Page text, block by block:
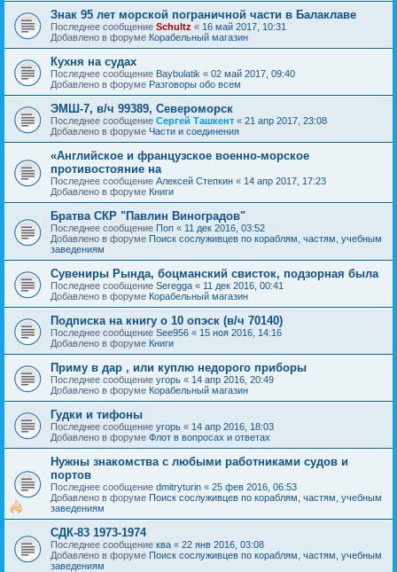
Знак 95 лет морской пограничной части в Балаклаве
Последнее сообщение Schultz « 16 май 2017, 10:31
Добавлено в форуме Корабельный магазин
Кухня на судах
Последнее сообщение Baybulatik « 02 май 2017, 09:40
Добавлено в форуме Разговоры обо всем
ЭМШ-7, в/ч 99389, Североморск
Последнее сообщение Сергей Ташкент « 21 апр 2017, 23:08
Добавлено в форуме Части и соединения
«Английское и французское военно-морское
противостояние на
Последнее сообщение Алексей Степкин « 14 апр 2017, 17:23
Добавлено в форуме Книги
Братва СКР "Павлин Виноградов"
Последнее сообщение Поп « 11 дек 2016, 03:52
Добавлено в форуме Поиск сослуживцев по кораблям, частям, учебным
заведениям
Сувениры Рында, боцманский свисток, подзорная была
Последнее сообщение Seregga « 11 дек 2016, 00:41
Добавлено в форуме Корабельный магазин
Подписка на книгу о 10 опэск (в/ч 70140)
Последнее сообщение See956 « 15 ноя 2016, 14:16
Добавлено в форуме Книги
Приму в дар , или куплю недорого приборы
Последнее сообщение угорь « 14 апр 2016, 20:49
Добавлено в форуме Корабельный магазин
Гудки и тифоны
Последнее сообщение угорь « 14 апр 2016, 18:03
Добавлено в форуме Флот в вопросах и ответах
Нужны знакомства с любыми работниками судов и
портов
Последнее сообщение dmitryturin « 25 фев 2016, 06:53
Добавлено в форуме Поиск сослуживцев по кораблям, частям, учебным
заведениям
СДК-83 1973-1974
Последнее сообщение ква « 22 янв 2016, 03:08
Добавлено в форуме Поиск сослуживцев по кораблям, частям, учебным
заведениям